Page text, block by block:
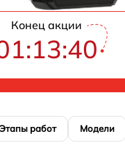
Конец акции
Этапы работ Модели